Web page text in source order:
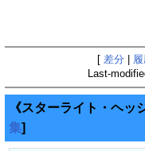
[ 差分
Last-
《スターライト・ヘ
集]